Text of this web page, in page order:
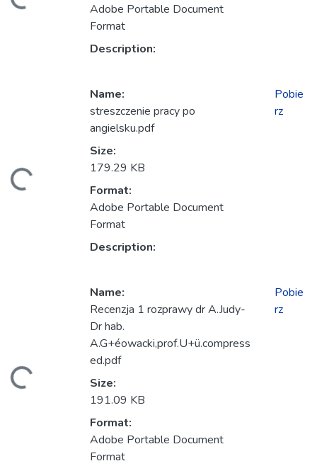
Adobe Portable Document
Format
Description:
Name:
streszczenie pracy po
angielsku.pdf
Size:
179.29 KB
Format:
Adobe Portable Document
Format
Description:
Pobie
rz
Name:
Recenzja 1 rozprawy dr A.Judy-
Dr hab.
A.G+éowacki,prof.U+ü.compress
ed.pdf
Size:
191.09 KB
Format:
Adobe Portable Document
Format
Pobie
rz